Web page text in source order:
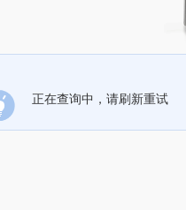
正在查询中，请刷新重试